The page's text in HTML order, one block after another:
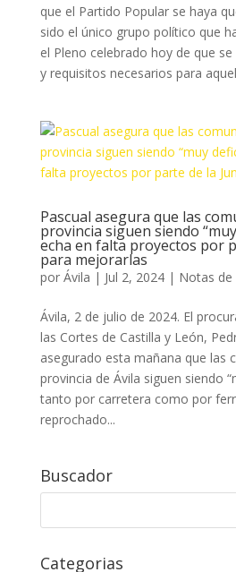
que el Partido Popular se haya
sido el único grupo político que
el Pleno celebrado hoy de que
y requisitos necesarios para
Pascual asegura que las
provincia siguen siendo
echa en falta proyectos por
para mejorarlas
por Ávila | Jul 2, 2024| Notas de
Ávila, 2 de julio de 2024. El
las Cortes de Castilla y León,
asegurado esta mañana que las
provincia de Ávila siguen siendo
tanto por carretera como por
reprochado...
Buscador
Buscar:
Categorias